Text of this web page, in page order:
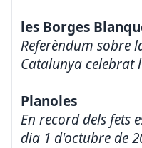
les Borges
Referèndum sobre
Catalunya celebrat
Planoles
En record dels fets
dia 1 d'octubre de